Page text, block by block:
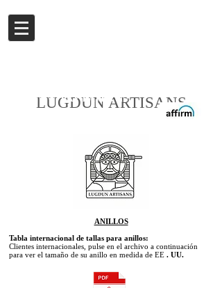
Buy now.Pay laterin
Installments with Affirm
LUGDUN ARTISANS
ANILLOS
Tabla internacional de tallas para anillos:
Clientes internacionales, pulse en el archivo a continuación
para ver el tamaño de su anillo en medida de EE . UU.